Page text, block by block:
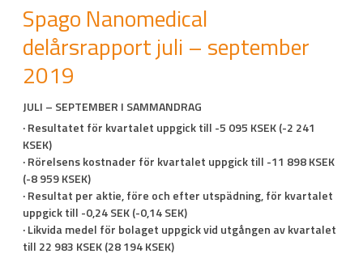
Spago Nanomedical
delårsrapport juli – september
2019
JULI – SEPTEMBER I SAMMANDRAG
· Resultatet för kvartalet uppgick till -5 095 KSEK (-2 241
KSEK)
· Rörelsens kostnader för kvartalet uppgick till -11 898 KSEK
(-8 959 KSEK)
· Resultat per aktie, före och efter utspädning, för kvartalet
uppgick till -0,24 SEK (-0,14 SEK)
· Likvida medel för bolaget uppgick vid utgången av kvartalet
till 22 983 KSEK (28 194 KSEK)